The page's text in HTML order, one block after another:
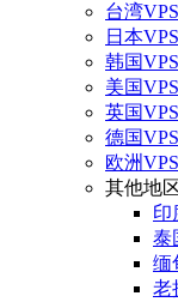
台湾VPS
日本VPS
韩国VPS
美国VPS
英国VPS
德国VPS
欧洲VPS
其他地
印
泰
缅
老